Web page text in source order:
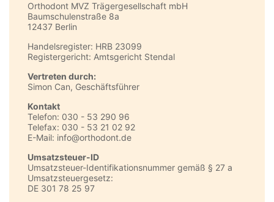
Orthodont MVZ Trägergesellschaft mbH
Baumschulenstraße 8a
12437 Berlin
Handelsregister: HRB 23099
Registergericht: Amtsgericht Stendal
Vertreten durch:
Simon Can, Geschäftsführer
Kontakt
Telefon: 030 - 53 290 96
Telefax: 030 - 53 21 02 92
E-Mail: info@orthodont.de
Umsatzsteuer-ID
Umsatzsteuer-Identifikationsnummer gemäß § 27 a
Umsatzsteuergesetz:
DE 301 78 25 97